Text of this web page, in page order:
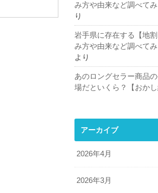
み方や由来など調べてみ
り
岩手県に存在する【地
み方や由来など調べてみ
より
あのロングセラー商品
場だといくら？【おかし
アーカイブ
2026年4月
2026年3月